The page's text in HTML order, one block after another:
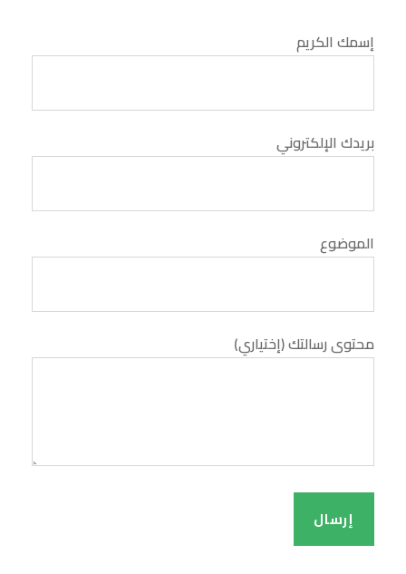
إسمك الكريم
بريدك الإلكتروني
الموضوع
محتوى رسالتك (إختياري)